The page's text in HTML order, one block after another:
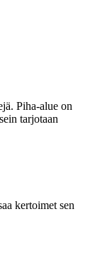
Piha-alue on
tarjotaan
kertoimet sen